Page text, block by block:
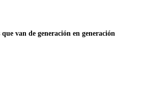
que van de generación en generación